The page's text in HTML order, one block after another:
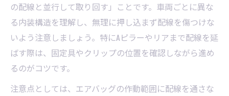
ヒューズ直結で電源確保するDIY配線術
ドラレコ取り付け電源直結のメリットと配
線方法
ヒューズボックスから電源を取る配線手順
と注意点
ドライブレコーダー取付で電源直結するDIY
の配線と並行して取り回す」ことです。車両ごとに異な
る内装構造を理解し、無理に押し込まず配線を傷つけな
いよう注意しましょう。特にAピラーやリアまで配線を延
ばす際は、固定具やクリップの位置を確認しながら進め
るのがコツです。
注意点としては、エアバッグの作動範囲に配線を通さな